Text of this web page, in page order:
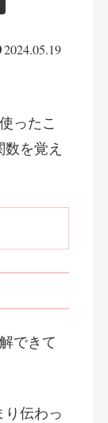
2024.05.19
ったこ
を覚え
できて
り伝わっ